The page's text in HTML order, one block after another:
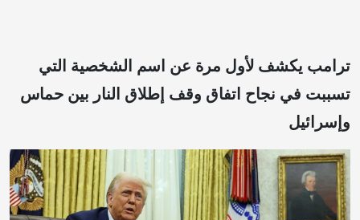
ترامب يكشف لأول مرة عن اسم الشخصية التي
تسببت في نجاح اتفاق وقف إطلاق النار بين حماس
وإسرائيل